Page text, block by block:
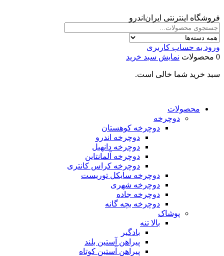
فروشگاه اینترنتی ایران‌اندرو
ورود به حساب کاربری
0 محصولات
نمایش سبد خرید
سبد خرید شما خالی است.
محصولات
دوچرخه
دوچرخه کوهستان
دوچرخه اندرو
دوچرخه دانهیل
دوچرخه آلمانتاین
دوچرخه کراس کانتری
دوچرخه سایکل توریست
دوچرخه شهری
دوچرخه جاده
دوچرخه بچه گانه
پوشاک
بالا تنه
بادگیر
پیراهن آستین بلند
پیراهن آستین کوتاه